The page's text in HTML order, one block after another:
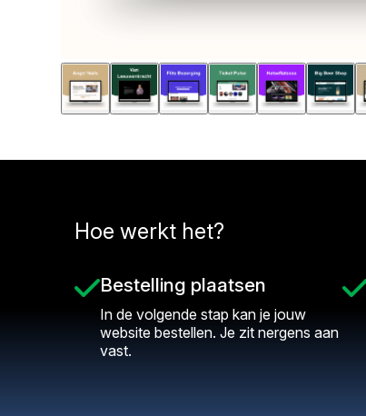
Hoe werkt het?
Bestelling plaatsen
In de volgende stap kan je jouw
website bestellen. Je zit nergens aan
vast.